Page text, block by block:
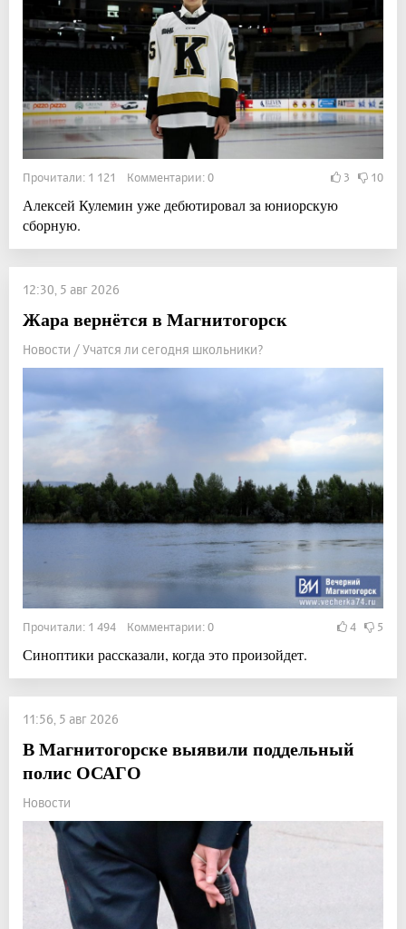
Прочитали: 1 121 Комментарии: 0 3 10
Алексей Кулемин уже дебютировал за юниорскую
сборную.
12:30, 5 авг 2026
Жара вернётся в Магнитогорск
Новости / Учатся ли сегодня школьники?
Прочитали: 1 494 Комментарии: 0 4 5
Синоптики рассказали, когда это произойдет.
11:56, 5 авг 2026
В Магнитогорске выявили поддельный
полис ОСАГО
Новости